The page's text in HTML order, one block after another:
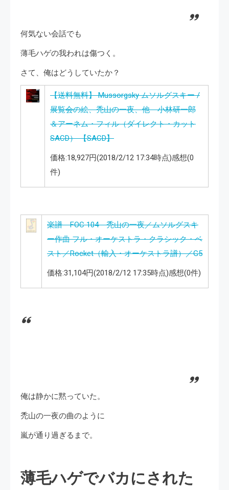
何気ない会話でも
薄毛ハゲの我われは傷つく。
さて、俺はどうしていたか？
【送料無料】 Mussorgsky ムソルグスキー /
展覧会の絵、禿山の一夜、他 小林研一郎
＆アーネム・フィル（ダイレクト・カット
SACD） 【SACD】
価格:18,927円(2018/2/12 17:34時点)感想(0
件)
楽譜 FOC 104 禿山の一夜／ムソルグスキ
ー作曲 フル・オーケストラ・クラシック・ベ
スト／Rocket（輸入・オーケストラ譜）／G5
価格:31,104円(2018/2/12 17:35時点)感想(0件)
俺は静かに黙っていた。
禿山の一夜の曲のように
嵐が通り過ぎるまで。
薄毛ハゲでバカにされた